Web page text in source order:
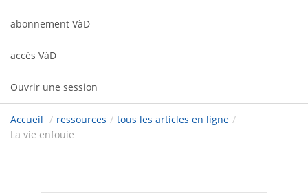
abonnement VàD
accès VàD
Ouvrir une session
Accueil / ressources / tous les articles en ligne /
La vie enfouie